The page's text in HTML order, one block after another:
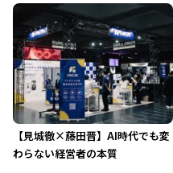
【見城徹×藤田晋】AI時代でも変
わらない経営者の本質